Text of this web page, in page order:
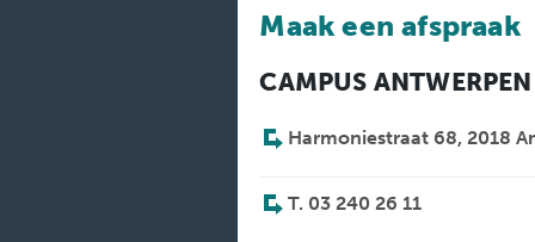
Maak een afspraak
CAMPUS ANTWERPEN
Harmoniestraat 68, 2018
T. 03 240 26 11